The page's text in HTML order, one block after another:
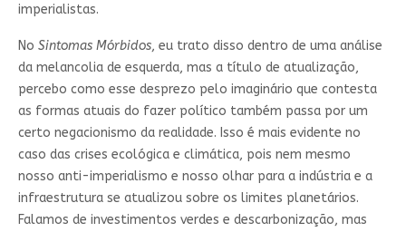
imperialistas.
No Sintomas Mórbidos, eu trato disso dentro de uma análise
da melancolia de esquerda, mas a título de atualização,
percebo como esse desprezo pelo imaginário que contesta
as formas atuais do fazer político também passa por um
certo negacionismo da realidade. Isso é mais evidente no
caso das crises ecológica e climática, pois nem mesmo
nosso anti-imperialismo e nosso olhar para a indústria e a
infraestrutura se atualizou sobre os limites planetários.
Falamos de investimentos verdes e descarbonização, mas